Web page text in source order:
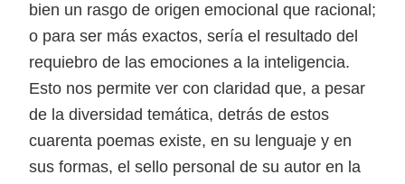
bien un rasgo de origen emocional que racional;
o para ser más exactos, sería el resultado del
requiebro de las emociones a la inteligencia.
Esto nos permite ver con claridad que, a pesar
de la diversidad temática, detrás de estos
cuarenta poemas existe, en su lenguaje y en
sus formas, el sello personal de su autor en la